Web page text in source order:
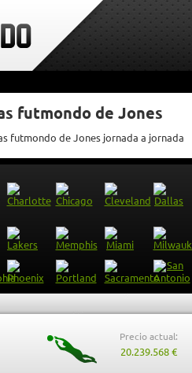
futmondo de Jones
futmondo de Jones jornada a jornada
Precio actual:
20.239.568 €